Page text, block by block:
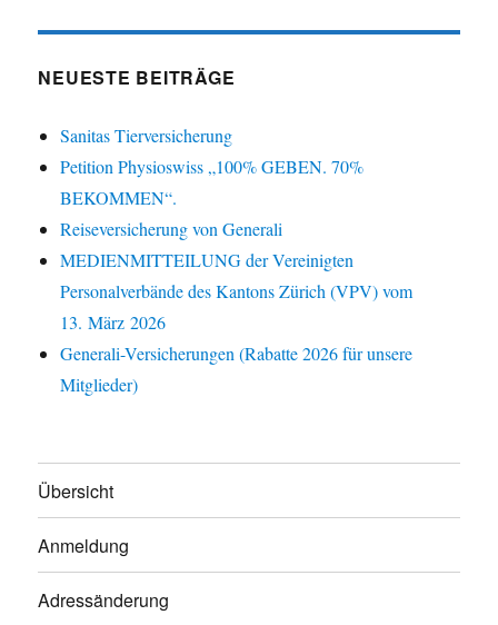
NEUESTE BEITRÄGE
Sanitas Tierversicherung
Petition Physioswiss „100% GEBEN. 70%
BEKOMMEN“.
Reiseversicherung von Generali
MEDIENMITTEILUNG der Vereinigten
Personalverbände des Kantons Zürich (VPV) vom
13. März 2026
Generali-Versicherungen (Rabatte 2026 für unsere
Mitglieder)
Übersicht
Anmeldung
Adressänderung